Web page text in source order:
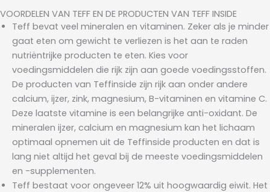
VOORDELEN VAN TEFF EN DE PRODUCTEN VAN TEFF INSIDE
Teff bevat veel mineralen en vitaminen. Zeker als je minder
gaat eten om gewicht te verliezen is het aan te raden
nutriëntrijke producten te eten. Kies voor
voedingsmiddelen die rijk zijn aan goede voedingsstoffen.
De producten van Teffinside zijn rijk aan onder andere
calcium, ijzer, zink, magnesium, B-vitaminen en vitamine C.
Deze laatste vitamine is een belangrijke anti-oxidant. De
mineralen ijzer, calcium en magnesium kan het lichaam
optimaal opnemen uit de Teffinside producten en dat is
lang niet altijd het geval bij de meeste voedingsmiddelen
en -supplementen.
Teff bestaat voor ongeveer 12% uit hoogwaardig eiwit. Het